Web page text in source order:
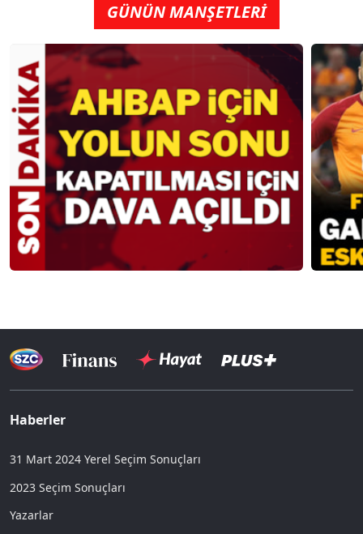
GÜNÜN MANŞETLERİ
Haberler
31 Mart 2024 Yerel Seçim Sonuçları
2023 Seçim Sonuçları
Yazarlar